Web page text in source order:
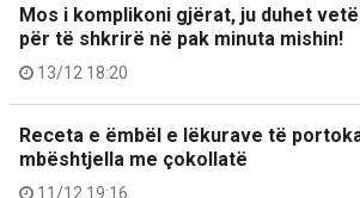
Mos i komplikoni gjërat, ju duhet
për të shkrirë në pak minuta mishin!
13/12 18:20
Receta e ëmbël e lëkurave të
mbështjella me çokollatë
11/12 19:16